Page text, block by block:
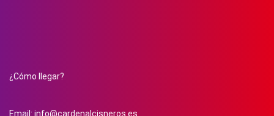
¿Cómo llegar?
Email: info@cardenalcisneros.es